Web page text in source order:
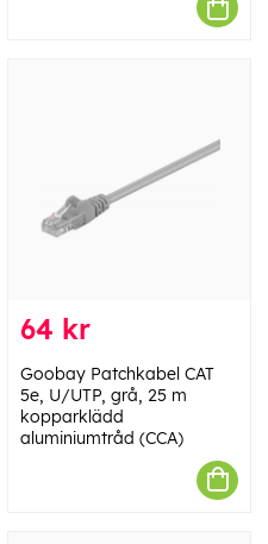
64 kr
Goobay Patchkabel CAT
5e, U/UTP, grå, 25 m
kopparklädd
aluminiumtråd (CCA)